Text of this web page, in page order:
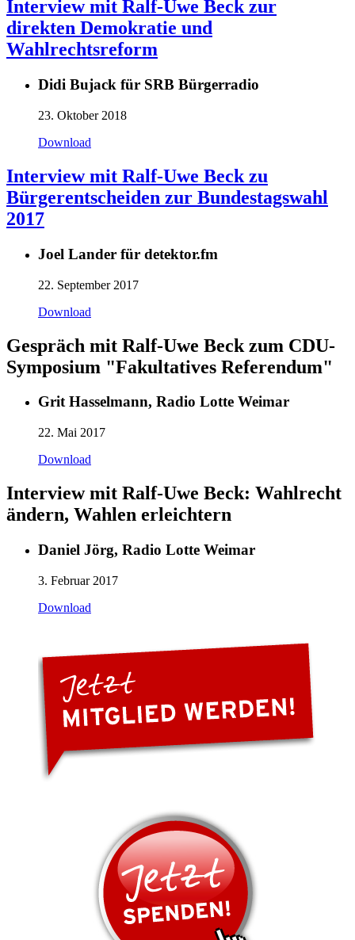
Interview mit Ralf-Uwe Beck zur
direkten Demokratie und
Wahlrechtsreform
Didi Bujack für SRB Bürgerradio
23. Oktober 2018
Download
Interview mit Ralf-Uwe Beck zu
Bürgerentscheiden zur Bundestagswahl
2017
Joel Lander für detektor.fm
22. September 2017
Download
Gespräch mit Ralf-Uwe Beck zum CDU-
Symposium "Fakultatives Referendum"
Grit Hasselmann, Radio Lotte Weimar
22. Mai 2017
Download
Interview mit Ralf-Uwe Beck: Wahlrecht
ändern, Wahlen erleichtern
Daniel Jörg, Radio Lotte Weimar
3. Februar 2017
Download